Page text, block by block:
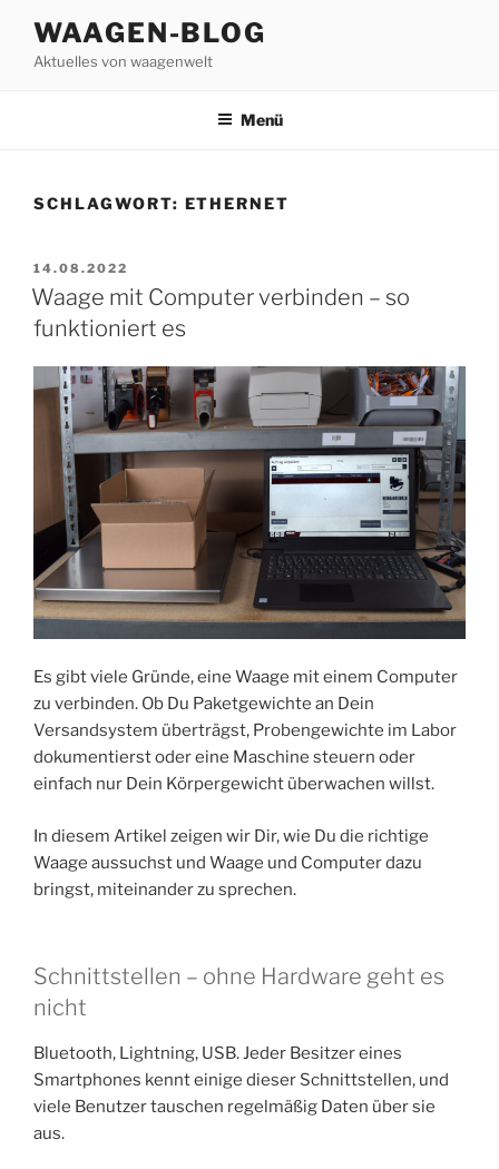
Inhalt
springen
WAAGEN-BLOG
Aktuelles von waagenwelt
Menü
SCHLAGWORT: ETHERNET
VERÖFFENTLICHT
AM
14.08.2022
Waage mit Computer verbinden – so
funktioniert es
Es gibt viele Gründe, eine Waage mit einem Computer
zu verbinden. Ob Du Paketgewichte an Dein
Versandsystem überträgst, Probengewichte im Labor
dokumentierst oder eine Maschine steuern oder
einfach nur Dein Körpergewicht überwachen willst.
In diesem Artikel zeigen wir Dir, wie Du die richtige
Waage aussuchst und Waage und Computer dazu
bringst, miteinander zu sprechen.
Schnittstellen – ohne Hardware geht es
nicht
Bluetooth, Lightning, USB. Jeder Besitzer eines
Smartphones kennt einige dieser Schnittstellen, und
viele Benutzer tauschen regelmäßig Daten über sie
aus.